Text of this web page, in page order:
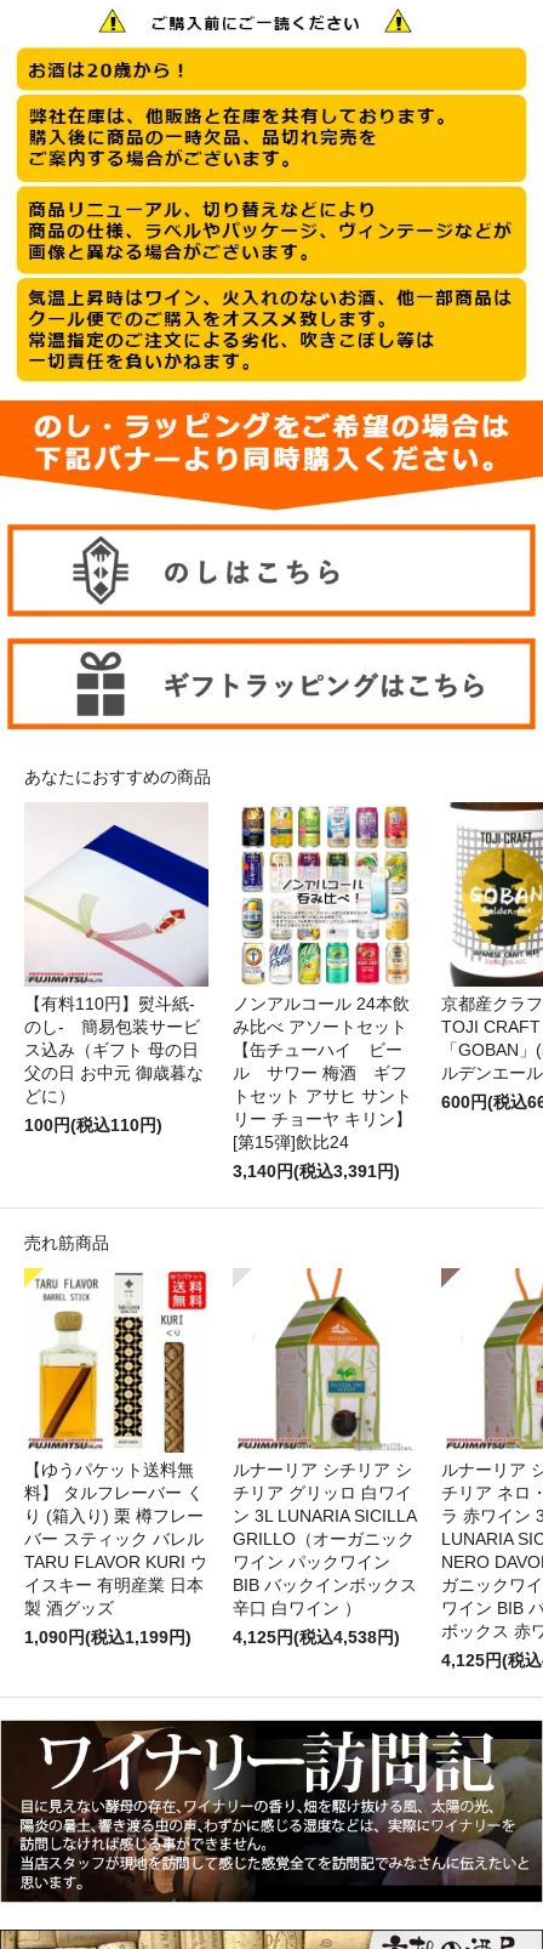
あなたにおすすめの商品
【有料110円】熨斗紙-
のし- 簡易包装サービ
ス込み（ギフト 母の日
父の日 お中元 御歳暮な
どに）
100円(税込110円)
ノンアルコール 24本飲
み比べ アソートセット
【缶チューハイ ビー
ル サワー 梅酒 ギフ
トセット アサヒ サント
リー チョーヤ キリン】
[第15弾]飲比24
3,140円(税込3,391円)
京都産クラ
TOJI CRAFT
「GOBAN
ルデンエー
600円(税込
売れ筋商品
【ゆうパケット送料無
料】 タルフレーバー く
り (箱入り) 栗 樽フレー
バー スティック バレル
TARU FLAVOR KURI ウ
イスキー 有明産業 日本
製 酒グッズ
1,090円(税込1,199円)
ルナーリア シチリア シ
チリア グリッロ 白ワイ
ン 3L LUNARIA SICILLA
GRILLO（オーガニック
ワイン パックワイン
BIB バックインボックス
辛口 白ワイン ）
4,125円(税込4,538円)
ルナーリア
チリア ネロ
ラ 赤ワイ
LUNARIA
NERO
ガニックワ
ワイン BIB
ボックス 赤
4,125円(税